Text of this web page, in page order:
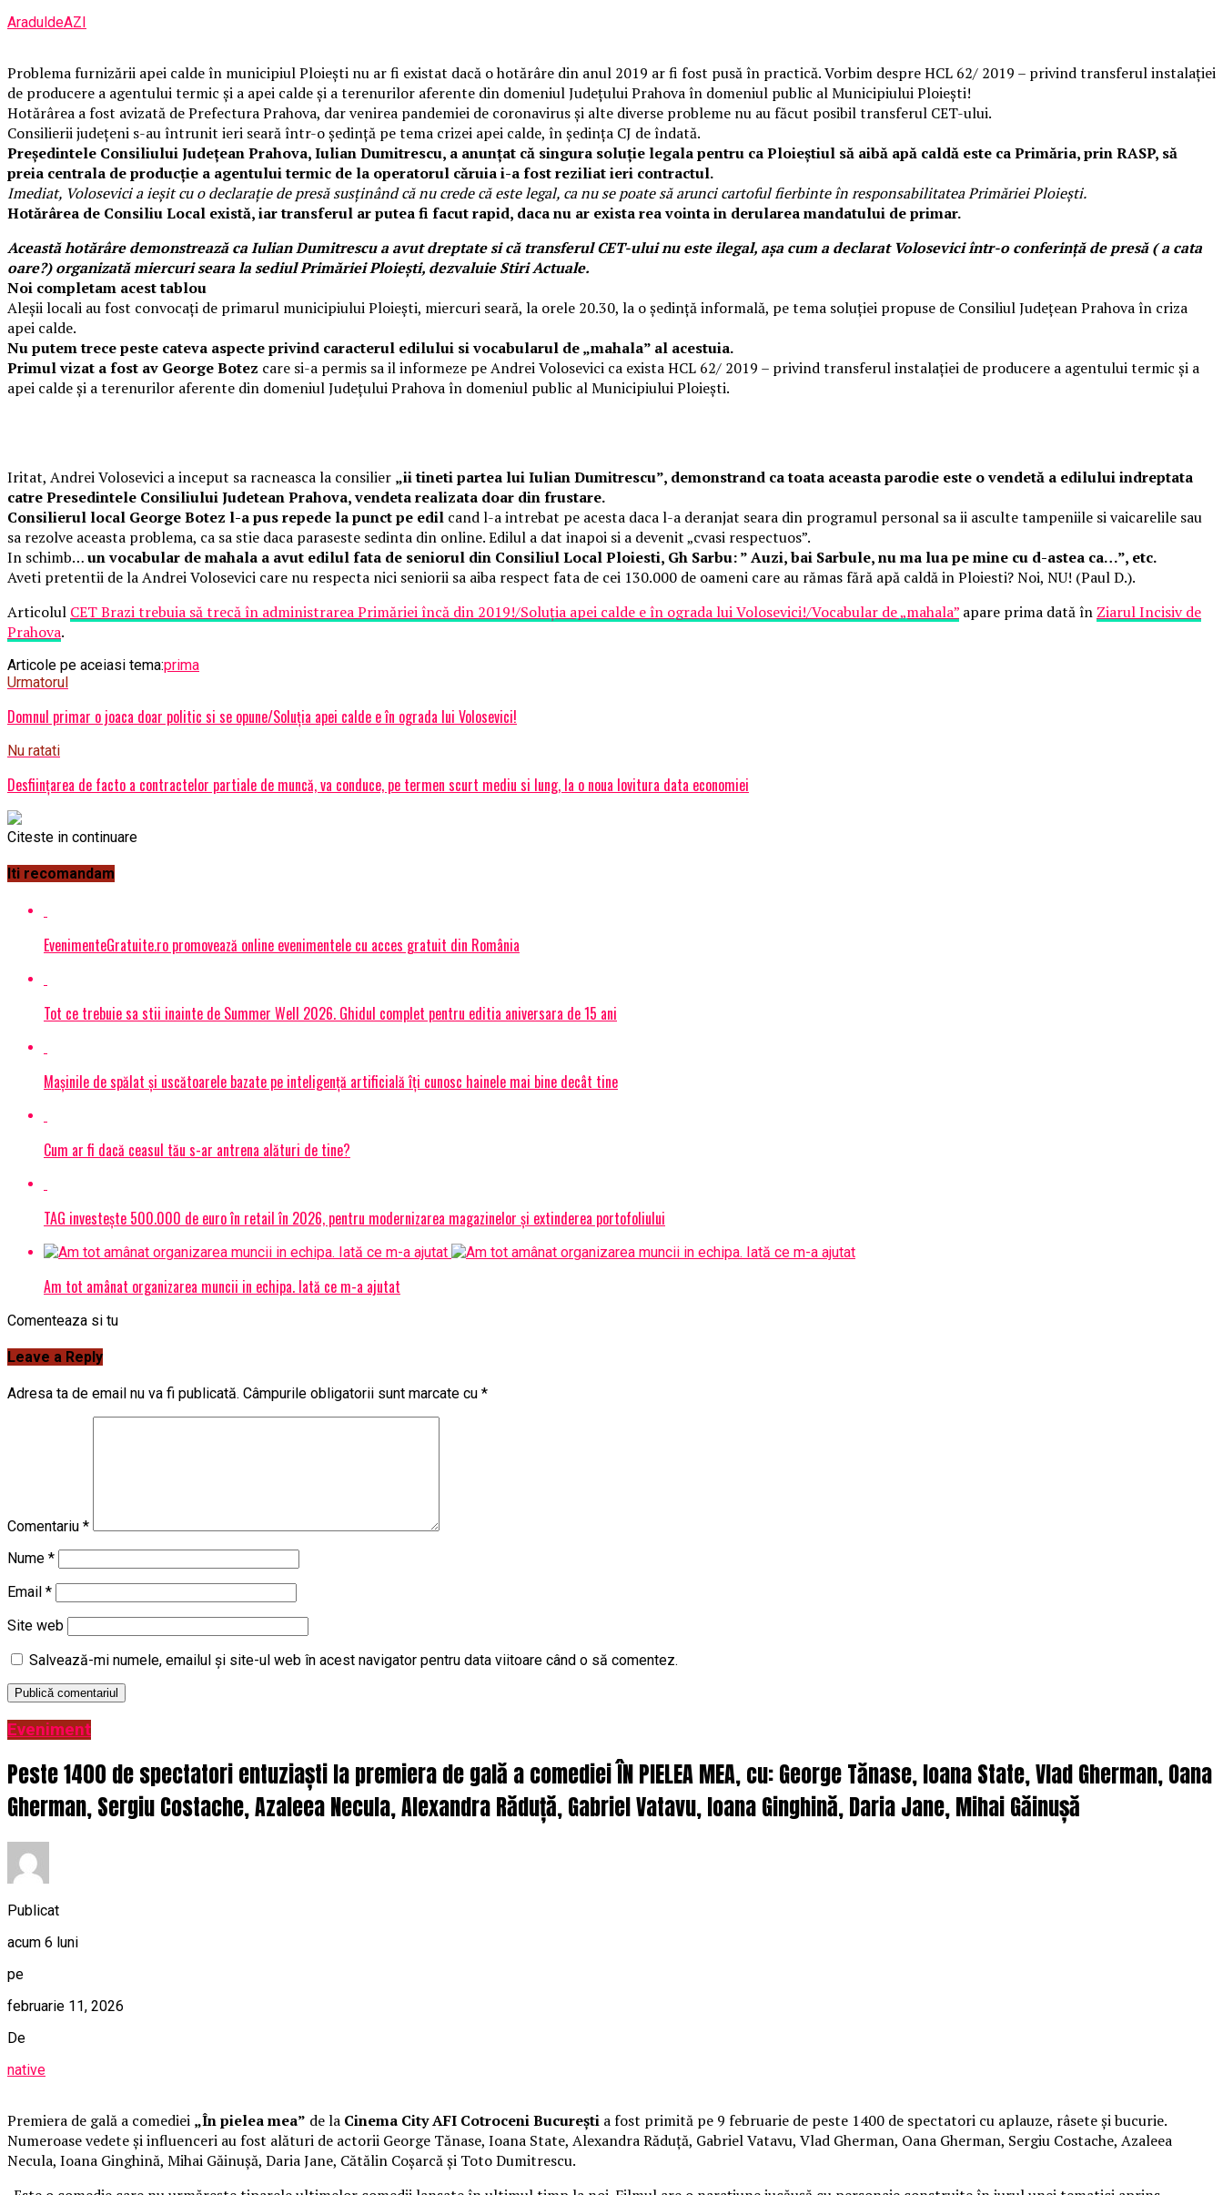
AraduldeAZI
Problema furnizării apei calde în municipiul Ploieşti nu ar fi existat dacă o hotărâre din anul 2019 ar fi fost pusă în practică. Vorbim despre HCL 62/ 2019 – privind transferul instalaţiei
de producere a agentului termic şi a apei calde şi a terenurilor aferente din domeniul Judeţului Prahova în domeniul public al Municipiului Ploieşti!
Hotărârea a fost avizată de Prefectura Prahova, dar venirea pandemiei de coronavirus şi alte diverse probleme nu au făcut posibil transferul CET-ului.
Consilierii județeni s-au întrunit ieri seară într-o ședință pe tema crizei apei calde, în şedinţa CJ de îndată.
Președintele Consiliului Județean Prahova, Iulian Dumitrescu, a anunțat că singura soluție legala pentru ca Ploieștiul să aibă apă caldă este ca Primăria, prin RASP, să
preia centrala de producție a agentului termic de la operatorul căruia i-a fost reziliat ieri contractul.
Imediat, Volosevici a ieşit cu o declaraţie de presă susţinând că nu crede că este legal, ca nu se poate să arunci cartoful fierbinte în responsabilitatea Primăriei Ploieşti.
Hotărârea de Consiliu Local există, iar transferul ar putea fi facut rapid, daca nu ar exista rea vointa in derularea mandatului de primar.
Această hotărâre demonstrează ca Iulian Dumitrescu a avut dreptate si că transferul CET-ului nu este ilegal, aşa cum a declarat Volosevici într-o conferinţă de presă ( a cata
oare?) organizată miercuri seara la sediul Primăriei Ploieşti, dezvaluie Stiri Actuale.
Noi completam acest tablou
Aleșii locali au fost convocați de primarul municipiului Ploiești, miercuri seară, la orele 20.30, la o ședință informală, pe tema soluției propuse de Consiliul Județean Prahova în criza
apei calde.
Nu putem trece peste cateva aspecte privind caracterul edilului si vocabularul de „mahala” al acestuia.
Primul vizat a fost av George Botez care si-a permis sa il informeze pe Andrei Volosevici ca exista HCL 62/ 2019 – privind transferul instalaţiei de producere a agentului termic şi a
apei calde şi a terenurilor aferente din domeniul Judeţului Prahova în domeniul public al Municipiului Ploieşti.
Iritat, Andrei Volosevici a inceput sa racneasca la consilier „ii tineti partea lui Iulian Dumitrescu”, demonstrand ca toata aceasta parodie este o vendetă a edilului indreptata
catre Presedintele Consiliului Judetean Prahova, vendeta realizata doar din frustare.
Consilierul local George Botez l-a pus repede la punct pe edil cand l-a intrebat pe acesta daca l-a deranjat seara din programul personal sa ii asculte tampeniile si vaicarelile sau
sa rezolve aceasta problema, ca sa stie daca paraseste sedinta din online. Edilul a dat inapoi si a devenit „cvasi respectuos”.
In schimb…un vocabular de mahala a avut edilul fata de seniorul din Consiliul Local Ploiesti, Gh Sarbu: ” Auzi, bai Sarbule, nu ma lua pe mine cu d-astea ca…”, etc.
Aveti pretentii de la Andrei Volosevici care nu respecta nici seniorii sa aiba respect fata de cei 130.000 de oameni care au rămas fără apă caldă in Ploiesti? Noi, NU! (Paul D.).
Articolul CET Brazi trebuia să trecă în administrarea Primăriei încă din 2019!/Soluţia apei calde e în ograda lui Volosevici!/Vocabular de „mahala” apare prima dată în Ziarul Incisiv de
Prahova.
Articole pe aceiasi tema:prima
Urmatorul
Domnul primar o joaca doar politic si se opune/Soluţia apei calde e în ograda lui Volosevici!
Nu ratati
Desființarea de facto a contractelor partiale de muncă, va conduce, pe termen scurt mediu si lung, la o noua lovitura data economiei
Citeste in continuare
Iti recomandam
EvenimenteGratuite.ro promovează online evenimentele cu acces gratuit din România
Tot ce trebuie sa stii inainte de Summer Well 2026. Ghidul complet pentru editia aniversara de 15 ani
Mașinile de spălat și uscătoarele bazate pe inteligență artificială îți cunosc hainele mai bine decât tine
Cum ar fi dacă ceasul tău s-ar antrena alături de tine?
TAG investește 500.000 de euro în retail în 2026, pentru modernizarea magazinelor și extinderea portofoliului
Am tot amânat organizarea muncii in echipa. Iată ce m-a ajutat
Comenteaza si tu
Leave a Reply
Adresa ta de email nu va fi publicată. Câmpurile obligatorii sunt marcate cu *
Comentariu *
Nume *
Email *
Site web
Salvează-mi numele, emailul și site-ul web în acest navigator pentru data viitoare când o să comentez.
Eveniment
Peste 1400 de spectatori entuziaști la premiera de gală a comediei ÎN PIELEA MEA, cu: George Tănase, Ioana State, Vlad Gherman, Oana
Gherman, Sergiu Costache, Azaleea Necula, Alexandra Răduță, Gabriel Vatavu, Ioana Ginghină, Daria Jane, Mihai Găinușă
Publicat
acum 6 luni
pe
februarie 11, 2026
De
native
Premiera de gală a comediei „În pielea mea” de la Cinema City AFI Cotroceni București a fost primită pe 9 februarie de peste 1400 de spectatori cu aplauze, râsete și bucurie.
Numeroase vedete și influenceri au fost alături de actorii George Tănase, Ioana State, Alexandra Răduță, Gabriel Vatavu, Vlad Gherman, Oana Gherman, Sergiu Costache, Azaleea
Necula, Ioana Ginghină, Mihai Găinușă, Daria Jane, Cătălin Coșarcă și Toto Dumitrescu.